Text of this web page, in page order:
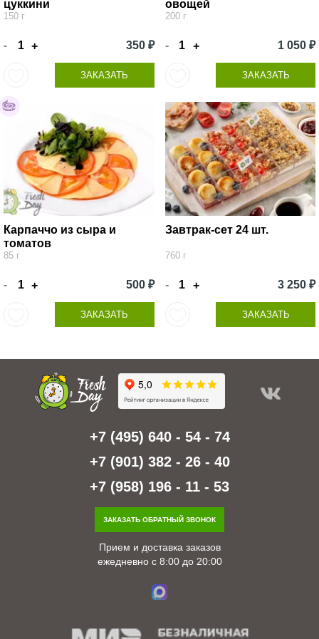
цуккини
150 г
- + 350 ₽
ЗАКАЗАТЬ
овощей
200 г
- + 1 050 ₽
ЗАКАЗАТЬ
Карпаччо из сыра и
томатов
85 г
- + 500 ₽
ЗАКАЗАТЬ
Завтрак-сет 24 шт.
760 г
- + 3 250 ₽
ЗАКАЗАТЬ
+7 (495) 640 - 54 - 74
+7 (901) 382 - 26 - 40
+7 (958) 196 - 11 - 53
ЗАКАЗАТЬ ОБРАТНЫЙ ЗВОНОК
Прием и доставка заказов
ежедневно с 8:00 до 20:00